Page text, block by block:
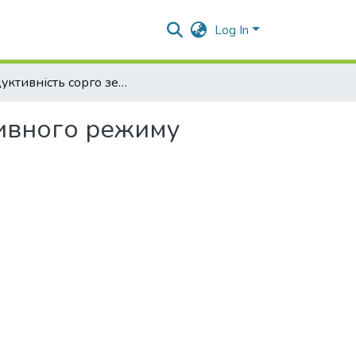
Log In
Продуктивність сорго зернового залежно від поживного режиму рослин
режиму